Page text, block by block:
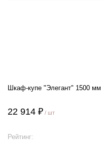
Шкаф-купе "Элегант" 1500 мм
22 914 ₽ / шт
Рейтинг: